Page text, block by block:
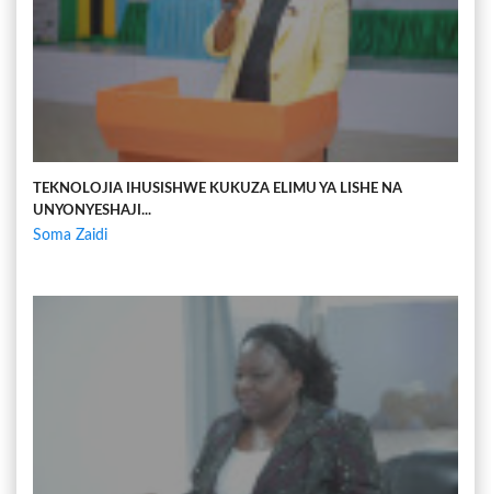
TEKNOLOJIA IHUSISHWE KUKUZA ELIMU YA LISHE NA
UNYONYESHAJI...
Soma Zaidi